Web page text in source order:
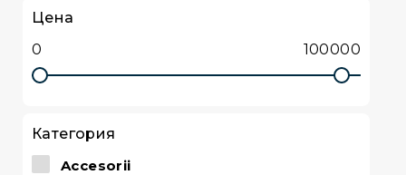
Цена
Категория
Accesorii